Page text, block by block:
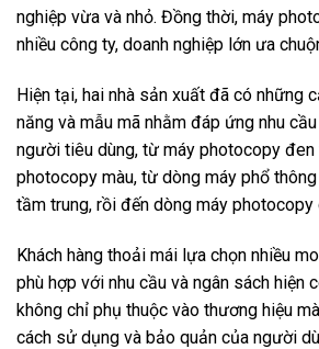
nghiệp vừa và nhỏ. Đồng thời, máy
nhiều công ty, doanh nghiệp lớn ưa
Hiện tại, hai nhà sản xuất đã có những
năng và mẫu mã nhằm đáp ứng nhu
người tiêu dùng, từ máy photocopy đen
photocopy màu, từ dòng máy phổ
tầm trung, rồi đến dòng máy photocopy
Khách hàng thoải mái lựa chọn nhiều
phù hợp với nhu cầu và ngân sách hiện
không chỉ phụ thuộc vào thương hiệu
cách sử dụng và bảo quản của người